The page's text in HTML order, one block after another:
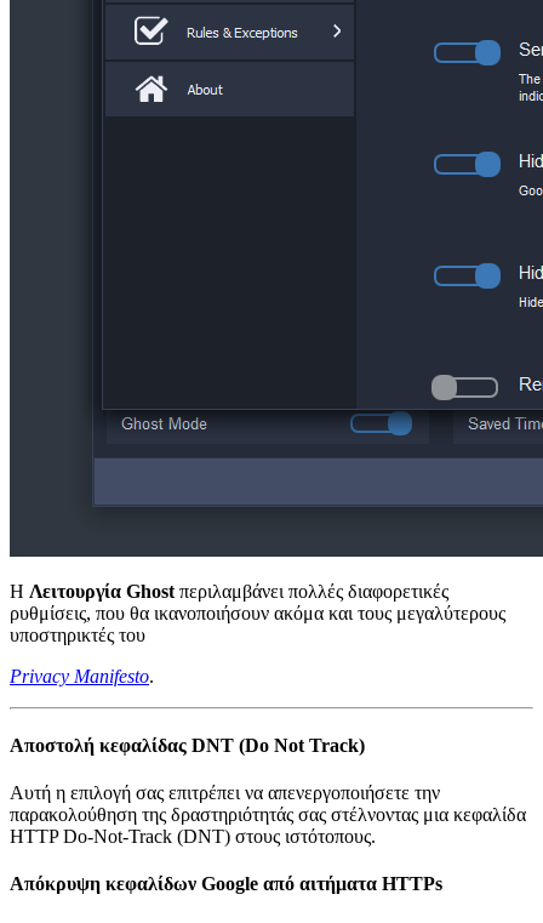
Η Λειτουργία Ghost περιλαμβάνει πολλές διαφορετικές
ρυθμίσεις, που θα ικανοποιήσουν ακόμα και τους μεγαλύτερους
υποστηρικτές του
Privacy Manifesto.
Αποστολή κεφαλίδας DNT (Do Not Track)
Αυτή η επιλογή σας επιτρέπει να απενεργοποιήσετε την
παρακολούθηση της δραστηριότητάς σας στέλνοντας μια κεφαλίδα
HTTP Do-Not-Track (DNT) στους ιστότοπους.
Απόκρυψη κεφαλίδων Google από αιτήματα HTTPs